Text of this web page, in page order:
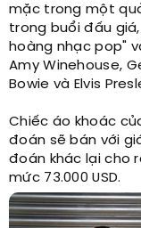
mặc trong một
trong buổi đấu
hoàng nhạc pop"
Amy Winehouse,
Bowie và Elvis
Chiếc áo khoác
đoán sẽ bán với
đoán khác lại cho
mức 73.000 USD.